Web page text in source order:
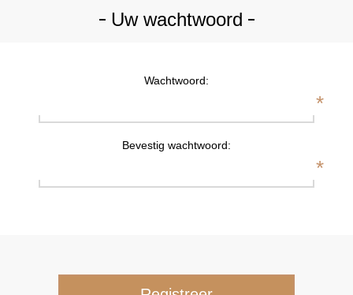
Uw wachtwoord
Wachtwoord:
*
Bevestig wachtwoord:
*